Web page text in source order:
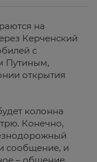
на
Керченский
с
Путиным,
открытия
колонна
Конечно,
сообщение, и